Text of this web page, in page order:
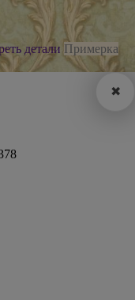
детали Примерка
✖